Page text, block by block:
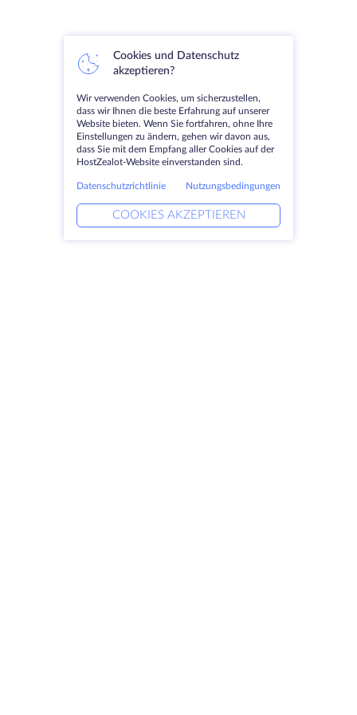
Cookies und Datenschutz
akzeptieren?
Wir verwenden Cookies, um sicherzustellen,
dass wir Ihnen die beste Erfahrung auf unserer
Website bieten. Wenn Sie fortfahren, ohne Ihre
Einstellungen zu ändern, gehen wir davon aus,
dass Sie mit dem Empfang aller Cookies auf der
HostZealot-Website einverstanden sind.
Datenschutzrichtlinie Nutzungsbedingungen
COOKIES AKZEPTIEREN